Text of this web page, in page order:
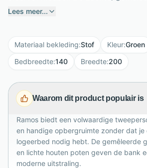
geeft de bank een rustige,
ondersteuning bieden. Uitgeklapt
slaapplaats van 140 x 200 cm,
kussens overzichtelijk op. De lichte
poten voegen een fris, natuurlijk
woonkamer, logeerkamer of studio
bijzonder praktisch.
Lees meer...
Materiaal bekleding:Stof Kleur:Groen
Bedbreedte:140 Breedte:200
Waarom dit product populair is
Ramos biedt een volwaardige
en handige opbergruimte zonder dat je
logeerbed nodig hebt. De gemêleerde
en lichte houten poten geven de bank
moderne uitstraling.